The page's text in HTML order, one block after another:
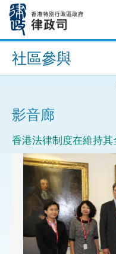
內
進階搜尋
社區參與
影音廊
香港法律制度在維持